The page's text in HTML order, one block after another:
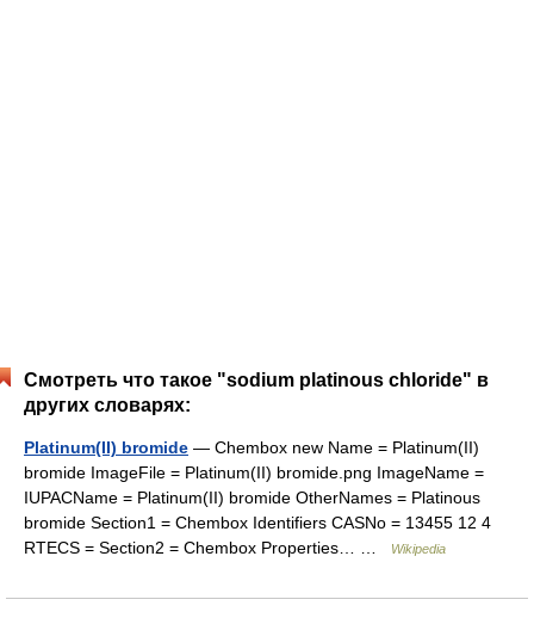
Смотреть что такое "sodium platinous chloride" в
других словарях:
Platinum(II) bromide — Chembox new Name = Platinum(II)
bromide ImageFile = Platinum(II) bromide.png ImageName =
IUPACName = Platinum(II) bromide OtherNames = Platinous
bromide Section1 = Chembox Identifiers CASNo = 13455 12 4
RTECS = Section2 = Chembox Properties… …
Wikipedia